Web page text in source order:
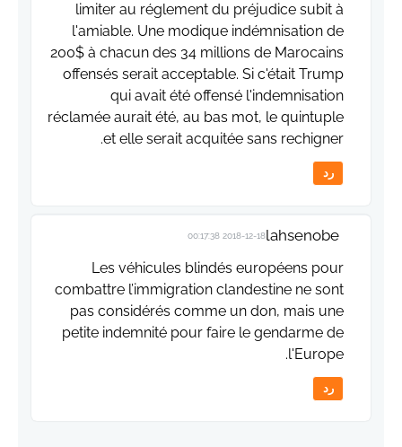
limiter au réglement du préjudice subit à
l'amiable. Une modique indémnisation de
200$ à chacun des 34 millions de Marocains
offensés serait acceptable. Si c'était Trump
qui avait été offensé l'indemnisation
réclamée aurait été, au bas mot, le quintuple
et elle serait acquitée sans rechigner.
رد
lahsenobe
2018-12-18 00:17:38
Les véhicules blindés européens pour
combattre l’immigration clandestine ne sont
pas considérés comme un don, mais une
petite indemnité pour faire le gendarme de
l'Europe.
رد